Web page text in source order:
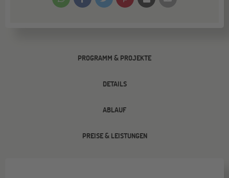
PROGRAMM & PROJEKTE
DETAILS
ABLAUF
PREISE & LEISTUNGEN